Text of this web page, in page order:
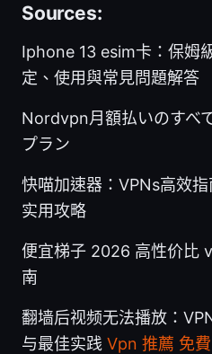
Sources:
Iphone 13 esim卡：保姆
定、使用與常見問題解答
Nordvpn月額払いのすべ
プラン
快喵加速器：VPNs高效
实用攻略
便宜梯子 2026 高性价比
南
翻墙后视频无法播放：
与最佳实践 Vpn 推薦 免